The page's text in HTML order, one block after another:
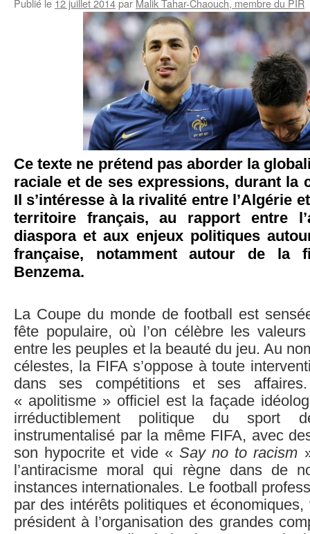
Publié le 12 juillet 2014par Malik Tahar-Chaouch, membre du PIR
Ce texte ne prétend pas aborder la
raciale et de ses expressions, durant la
Il s’intéresse à la rivalité entre l’Algérie
territoire français, au rapport entre
diaspora et aux enjeux politiques
française, notamment autour de la
Benzema.
La Coupe du monde de football est
fête populaire, où l’on célèbre les
entre les peuples et la beauté du jeu. Au
célestes, la FIFA s’oppose à toute
dans ses compétitions et ses
« apolitisme » officiel est la façade
irréductiblement politique du sport
instrumentalisé par la même FIFA, avec
son hypocrite et vide « Say no to racism
l’antiracisme moral qui règne dans de
instances internationales. Le football
par des intérêts politiques et
président à l’organisation des grandes